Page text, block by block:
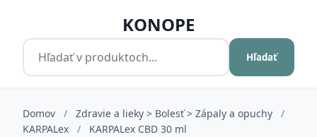
KONOPE
Hľadať
Domov / Zdravie a lieky > Bolesť > Zápaly a opuchy
/
KARPALex
/ KARPALex CBD 30 ml